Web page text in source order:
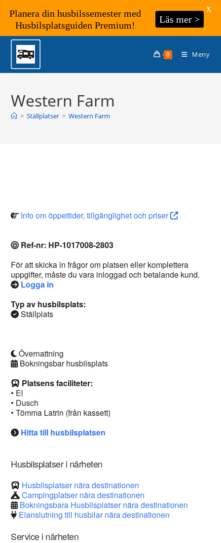
Hoppa
innehållet
0 Meny
Western Farm
> Ställplatser > Western Farm
Info om öppettider, tillgänglighet och priser
Ref-nr: HP-1017008-2803
För att skicka in frågor om platsen eller komplettera
uppgifter, måste du vara inloggad och betalande kund.
Logga in
Typ av husbilsplats:
Ställplats
Övernattning
Bokningsbar husbilsplats
Platsens faciliteter:
• El
• Dusch
• Tömma Latrin (från kassett)
Hitta till husbilsplatsen
Husbilsplatser i närheten
Husbilsplatser nära destinationen
Campingplatser nära destinationen
Bokningsbara Husbilsplatser nära destinationen
Elanslutning till husbilar nära destinationen
Service i närheten
Planera din husbilssemester med
Husbilsplatsguiden Premium!
Läs mer >
X